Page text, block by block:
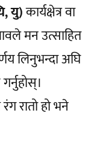
यु)कार्यक्षेत्र वा
मन उत्साहित
लिनुभन्दा अघि
रातो हो भने